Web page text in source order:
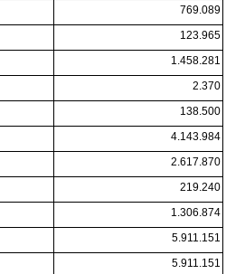
769.089
123.965
1.458.281
2.370
138.500
4.143.984
2.617.870
219.240
1.306.874
5.911.151
5.911.151